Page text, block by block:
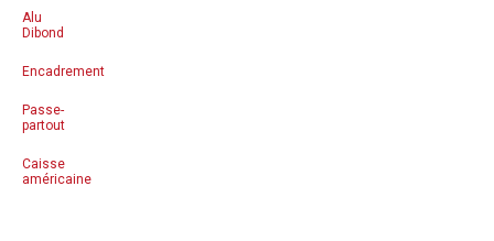
Alu
Dibond
Encadrement
Passe-
partout
Caisse
américaine